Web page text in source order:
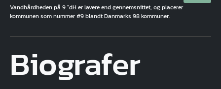
Vandhårdheden på 9 °dH er lavere end gennemsnittet, og placerer
kommunen som nummer #9 blandt Danmarks 98 kommuner.
Biografer